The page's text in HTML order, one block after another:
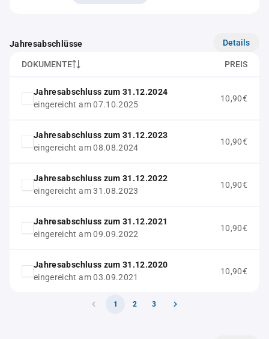
Jahresabschlüsse Details
DOKUMENTE PREIS
Jahresabschluss zum 31.12.2024
eingereicht am 07.10.2025
10,90€
Jahresabschluss zum 31.12.2023
eingereicht am 08.08.2024
10,90€
Jahresabschluss zum 31.12.2022
eingereicht am 31.08.2023
10,90€
Jahresabschluss zum 31.12.2021
eingereicht am 09.09.2022
10,90€
Jahresabschluss zum 31.12.2020
eingereicht am 03.09.2021
10,90€
1 2 3